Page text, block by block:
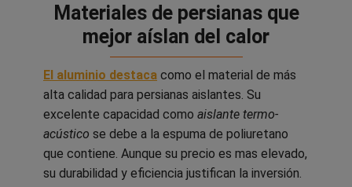
Materiales de persianas que
mejor aíslan del calor
El aluminio destaca como el material de más
alta calidad para persianas aislantes. Su
excelente capacidad como aislante termo-
acústico se debe a la espuma de poliuretano
que contiene. Aunque su precio es mas elevado,
su durabilidad y eficiencia justifican la inversión.